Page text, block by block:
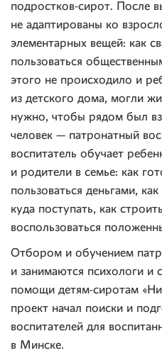
подростков-сирот. После
не адаптированы ко
элементарных вещей: как
пользоваться
этого не происходило и
из детского дома, могли
нужно, чтобы рядом был
человек — патронатный
воспитатель обучает
и родители в семье: как
пользоваться деньгами, как
куда поступать, как
воспользоваться
Отбором и обучением
и занимаются психологи и
помощи детям-сиротам
проект начал поиски и
воспитателей для
в Минске.